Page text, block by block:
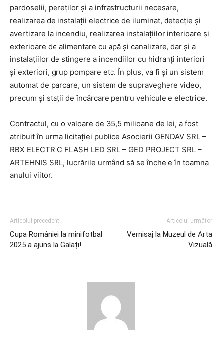
pardoselii, pereților și a infrastructurii necesare,
realizarea de instalații electrice de iluminat, detecție și
avertizare la incendiu, realizarea instalațiilor interioare și
exterioare de alimentare cu apă și canalizare, dar și a
instalațiilor de stingere a incendiilor cu hidranți interiori
și exteriori, grup pompare etc. În plus, va fi și un sistem
automat de parcare, un sistem de supraveghere video,
precum și stații de încărcare pentru vehiculele electrice.
Contractul, cu o valoare de 35,5 milioane de lei, a fost
atribuit în urma licitației publice Asocierii GENDAV SRL –
RBX ELECTRIC FLASH LED SRL – GED PROJECT SRL –
ARTEHNIS SRL, lucrările urmând să se încheie în toamna
anului viitor.
Articolul precedent
Cupa României la minifotbal
2025 a ajuns la Galați!
Articolul următor
Vernisaj la Muzeul de Arta
Vizuală